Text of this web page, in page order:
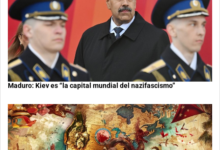
Maduro: Kiev es “la capital mundial del nazifascismo”